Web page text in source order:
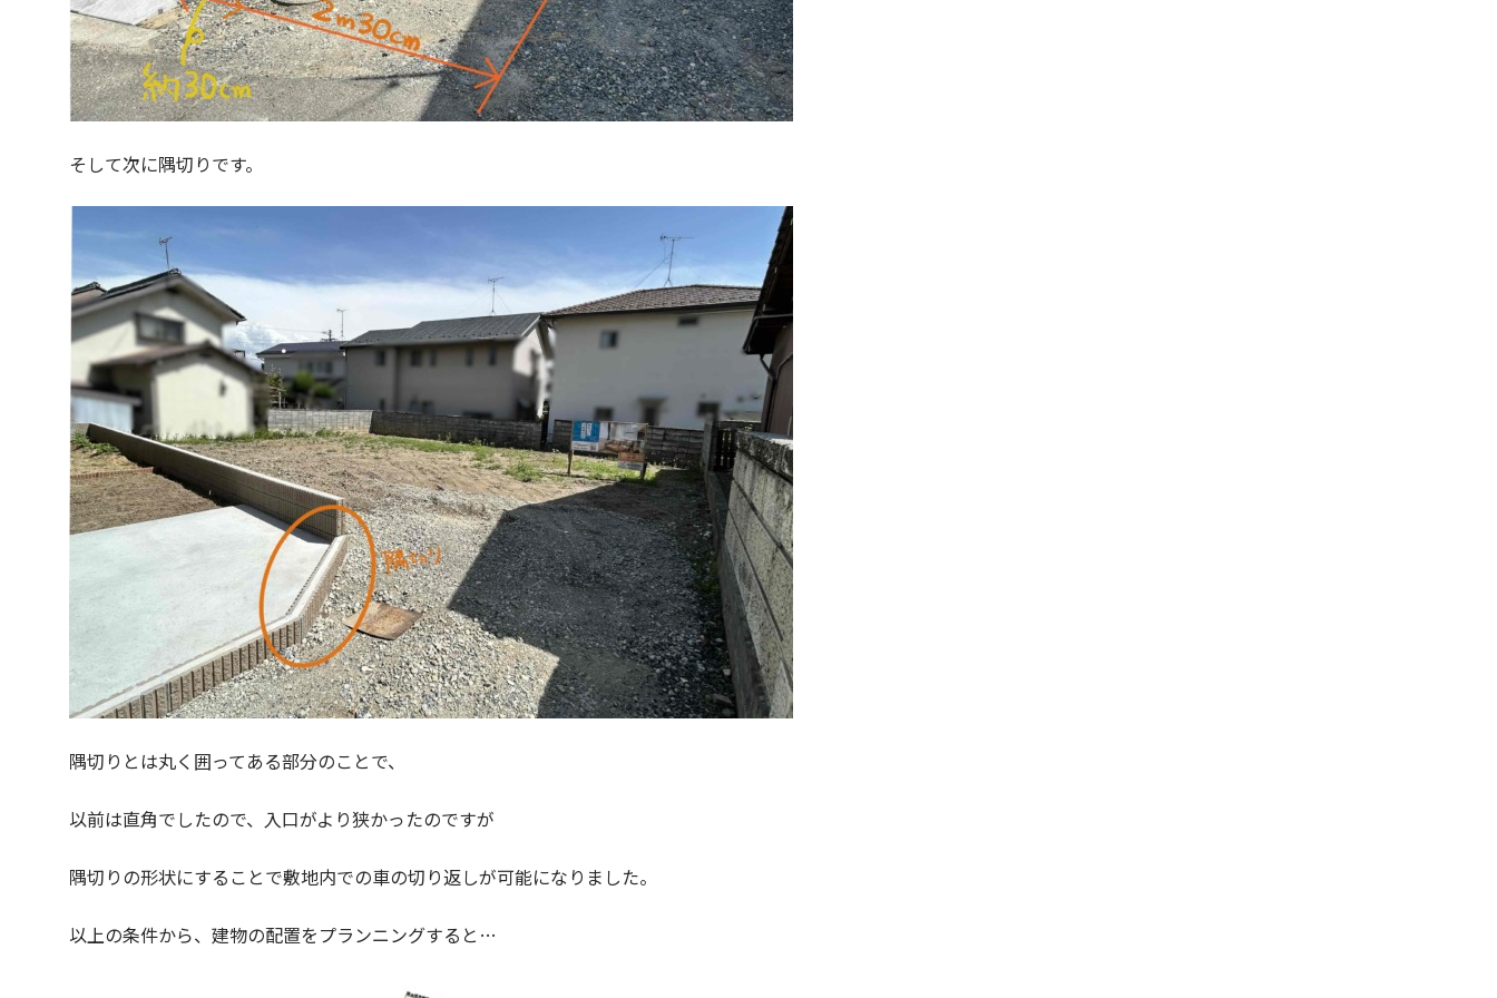
そして次に隅切りです。
隅切りとは丸く囲ってある部分のことで、
以前は直角でしたので、入口がより狭かったのですが
隅切りの形状にすることで敷地内での車の切り返しが可能になりました。
以上の条件から、建物の配置をプランニングすると…